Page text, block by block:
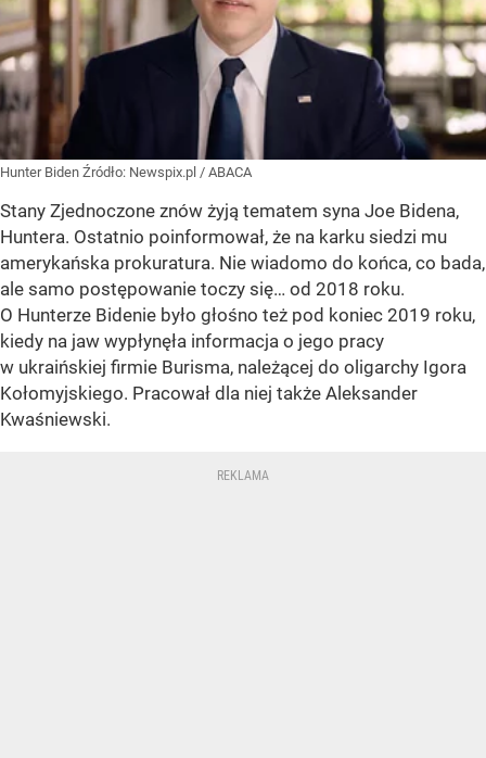
Hunter Biden Źródło: Newspix.pl / ABACA
Stany Zjednoczone znów żyją tematem syna Joe Bidena,
Huntera. Ostatnio poinformował, że na karku siedzi mu
amerykańska prokuratura. Nie wiadomo do końca, co bada,
ale samo postępowanie toczy się… od 2018 roku.
O Hunterze Bidenie było głośno też pod koniec 2019 roku,
kiedy na jaw wypłynęła informacja o jego pracy
w ukraińskiej firmie Burisma, należącej do oligarchy Igora
Kołomyjskiego. Pracował dla niej także Aleksander
Kwaśniewski.